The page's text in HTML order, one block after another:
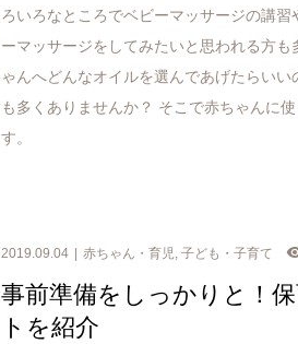
ろいろなところでベビーマッサージの講
ーマッサージをしてみたいと思われる方
ゃんへどんなオイルを選んであげたらい
も多くありませんか？ そこで赤ちゃんに
す。
2019.09.04 赤ちゃん・育児,子ども・子育て
事前準備をしっかりと！
トを紹介